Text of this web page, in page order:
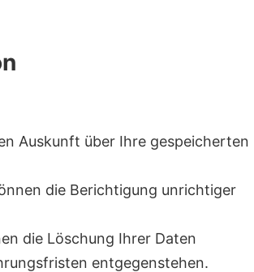
Auskunft über Ihre gespeicherten
die Berichtigung unrichtiger
die Löschung Ihrer Daten
entgegenstehen.